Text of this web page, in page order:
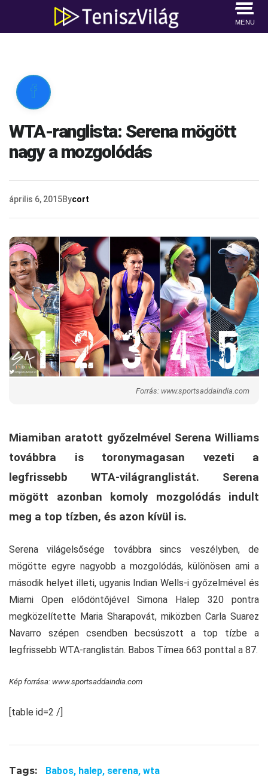
MENU

WTA-ranglista: Serena mögött
nagy a mozgolódás
április 6, 2015Bycort
Forrás: www.sportsaddaindia.com
Miamiban aratott győzelmével Serena Williams
továbbra is toronymagasan vezeti a
legfrissebb WTA-világranglistát. Serena
mögött azonban komoly mozgolódás indult
meg a top tízben, és azon kívül is.
Serena világelsősége továbbra sincs veszélyben, de
mögötte egyre nagyobb a mozgolódás, különösen ami a
második helyet illeti, ugyanis Indian Wells-i győzelmével és
Miami Open elődöntőjével Simona Halep 320 pontra
megközelítette Maria Sharapovát, miközben Carla Suarez
Navarro szépen csendben becsúszott a top tízbe a
legfrissebb WTA-ranglistán. Babos Tímea 663 ponttal a 87.
Kép forrása: www.sportsaddaindia.com
[table id=2 /]
Tags: Babos, halep, serena, wta